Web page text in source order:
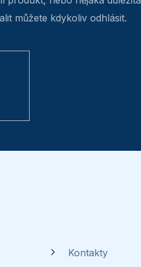
můžete kdykoliv odhlásit.
Kontakty